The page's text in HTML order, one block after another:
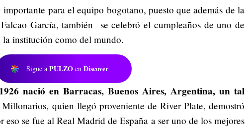
para el equipo bogotano, puesto que además de la
García, también se celebró el cumpleaños de uno de
la institución como del mundo.
Sigue a PULZO en Discover
nació en Barracas, Buenos Aires, Argentina, un tal
quien llegó proveniente de River Plate, demostró
se fue al Real Madrid de España a ser uno de los mejores